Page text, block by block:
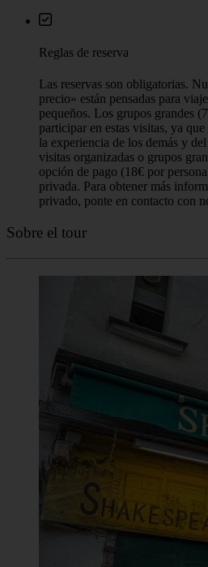
Reglas de reserva
Las reservas son obligatorias.
precio» están pensadas para
pequeños. Los grupos grandes
participar en estas visitas, ya
la experiencia de los demás y
visitas organizadas o grupos
opción de pago (18€ por
privada. Para obtener más
privado, ponte en contacto con
Sobre el tour